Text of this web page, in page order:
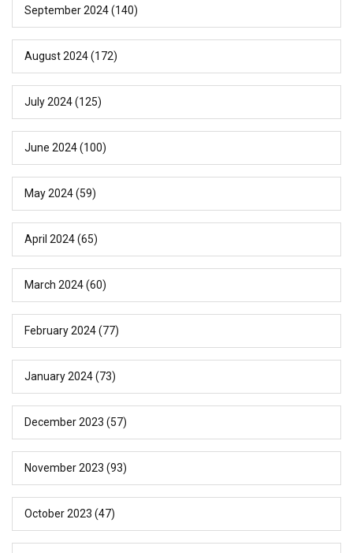
September 2024(140)
August 2024(172)
July 2024(125)
June 2024(100)
May 2024(59)
April 2024(65)
March 2024(60)
February 2024(77)
January 2024(73)
December 2023 (57)
November 2023 (93)
October 2023 (47)